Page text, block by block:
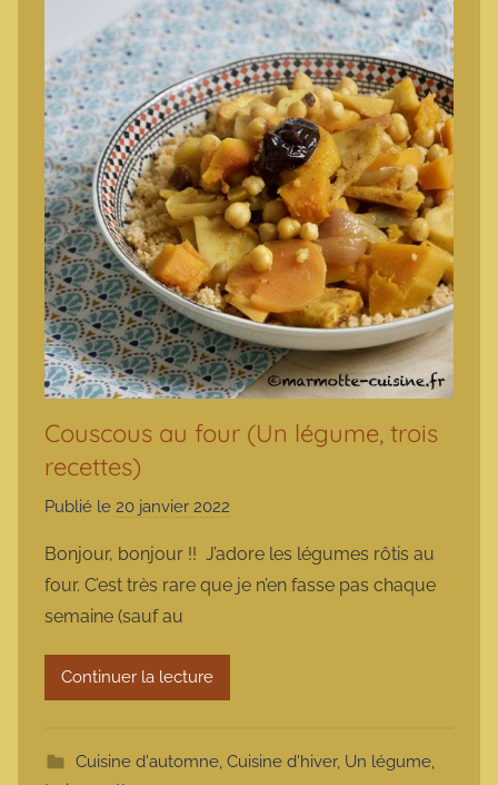
Couscous au four (Un légume, trois
recettes)
Publié le 20 janvier 2022
r
m
t
Bonjour, bonjour !! J’adore les légumes rôtis au
four. C’est très rare que je n’en fasse pas chaque
semaine (sauf au
Continuer la lecture
Cuisine d'automne, Cuisine d'hiver, Un légume,